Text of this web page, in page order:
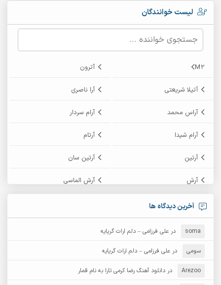
لیست خوانندگان
M2 آترون
آتیلا شریعتی آرا ناصری
آراس محمد آرام سردار
آرام شیدا آرتام
آرتین آرتین سان
آرش آرش الماسی
آرش امامی
آرش عثمان
آرش مبهم آرش مستشیری
آخرین دیدگاه ها
soma در علی فرزامی – دلم ارات گریایه
سومی در علی فرزامی – دلم ارات گریایه
Arezoo در دانلود آهنگ رضا کرمی تارا به نام قمار